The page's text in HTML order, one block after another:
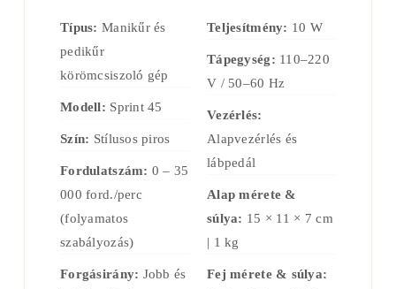
Típus: Manikűr és
pedikűr
körömcsiszoló gép
Modell: Sprint 45
Szín: Stílusos piros
Fordulatszám: 0 – 35
000 ford./perc
(folyamatos
szabályozás)
Forgásirány: Jobb és
Teljesítmény: 10 W
Tápegység: 110–220
V / 50–60 Hz
Vezérlés:
Alapvezérlés és
lábpedál
Alap mérete &
súlya: 15 × 11 × 7 cm
| 1 kg
Fej mérete & súlya: